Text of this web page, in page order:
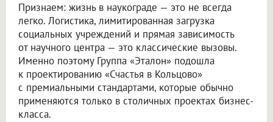
Признаем: жизнь в наукограде — это не всегда
легко. Логистика, лимитированная загрузка
социальных учреждений и прямая зависимость
от научного центра — это классические вызовы.
Именно поэтому Группа «Эталон» подошла
к проектированию «Счастья в Кольцово»
с премиальными стандартами, которые обычно
применяются только в столичных проектах бизнес-
класса.